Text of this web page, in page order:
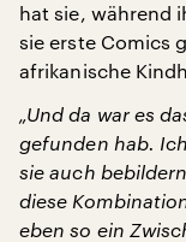
hat sie, während
sie erste Comics
afrikanische
„Und da war es
gefunden hab.
sie auch
diese
eben so ein